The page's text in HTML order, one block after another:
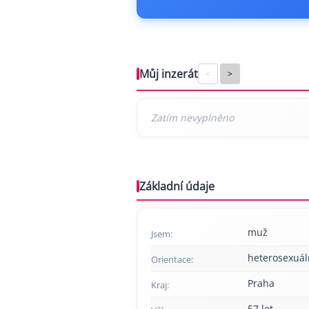
Můj inzerát < >
Základní údaje
Jsem: muž
Orientace:
Kraj: Praha